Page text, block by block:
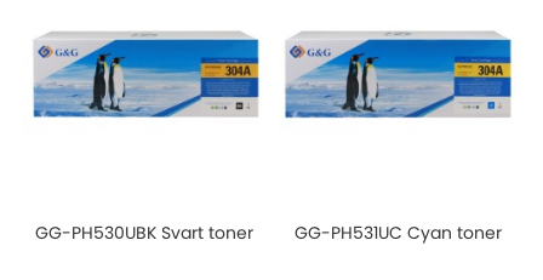
GG-PH530UBK Svart toner GG-PH531UC Cyan toner